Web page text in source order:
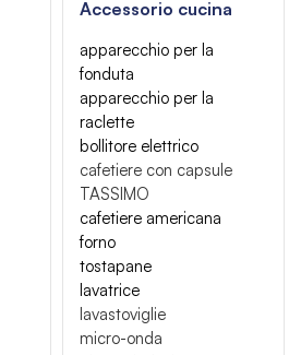
Accessorio cucina
apparecchio per la
fonduta
apparecchio per la
raclette
bollitore elettrico
cafetiere con capsule
TASSIMO
cafetiere americana
forno
tostapane
lavatrice
lavastoviglie
micro-onda